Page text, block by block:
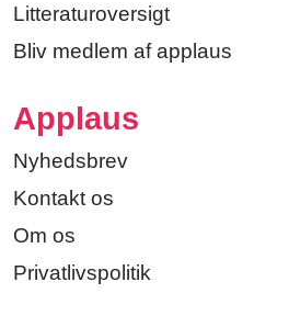
Litteraturoversigt
Bliv medlem af applaus
Applaus
Nyhedsbrev
Kontakt os
Om os
Privatlivspolitik